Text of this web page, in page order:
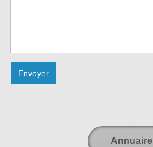
Annuaire